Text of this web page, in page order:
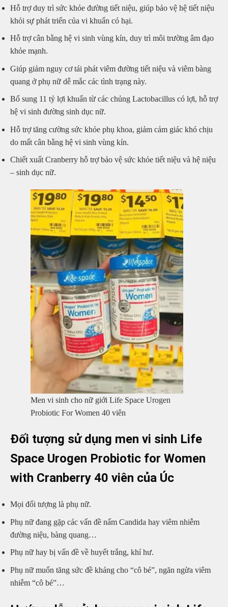
Hỗ trợ duy trì sức khỏe đường tiết niệu, giúp bảo vệ hệ tiết niệu
khỏi sự phát triển của vi khuẩn có hại.
Hỗ trợ cân bằng hệ vi sinh vùng kín, duy trì môi trường âm đạo
khỏe mạnh.
Giúp giảm nguy cơ tái phát viêm đường tiết niệu và viêm bàng
quang ở phụ nữ dễ mắc các tình trạng này.
Bổ sung 11 tỷ lợi khuẩn từ các chủng Lactobacillus có lợi, hỗ trợ
hệ vi sinh đường sinh dục nữ.
Hỗ trợ tăng cường sức khỏe phụ khoa, giảm cảm giác khó chịu
do mất cân bằng hệ vi sinh vùng kín.
Chiết xuất Cranberry hỗ trợ bảo vệ sức khỏe tiết niệu và hệ niệu
– sinh dục nữ.
Men vi sinh cho nữ giới Life Space Urogen
Probiotic For Women 40 viên
Đối tượng sử dụng men vi sinh Life
Space Urogen Probiotic for Women
with Cranberry 40 viên của Úc
Mọi đối tượng là phụ nữ.
Phụ nữ đang gặp các vấn đề nấm Candida hay viêm nhiễm
đường niệu, bàng quang…
Phụ nữ hay bị vấn đề về huyết trắng, khí hư.
Phụ nữ muốn tăng sức đề kháng cho “cô bé”, ngăn ngừa viêm
nhiễm “cô bé”…